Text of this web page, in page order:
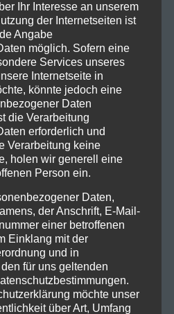
Ihr Interesse an unserem
der Internetseiten ist
Angabe
möglich. Sofern eine
Services unseres
Internetseite in
könnte jedoch eine
Daten
die Verarbeitung
erforderlich und
Verarbeitung keine
holen wir generell eine
Person ein.
Daten,
der Anschrift, E-Mail-
einer betroffenen
Einklang mit der
und in
für uns geltenden
möchte unser
über Art, Umfang